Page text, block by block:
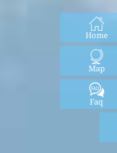
Home
Map
Faq